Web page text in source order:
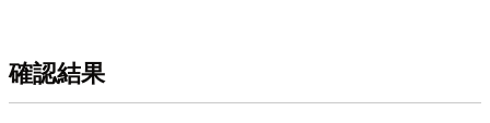
確認結果